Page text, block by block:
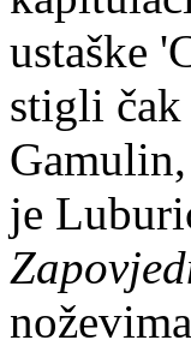
ustaške
stigli čak
je